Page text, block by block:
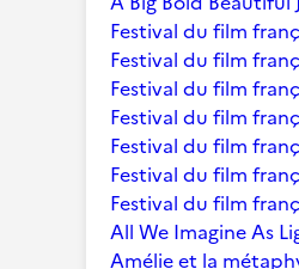
Festival du film
Festival du film
Festival du film
Festival du film
Festival du film
Festival du film
Festival du film
All We Imagine As
Amélie et la